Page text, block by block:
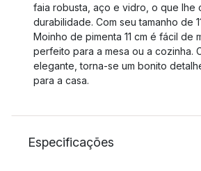
faia robusta, aço e vidro, o que lhe
durabilidade. Com seu tamanho de
Moinho de pimenta 11 cm é fácil de
perfeito para a mesa ou a cozinha.
elegante, torna-se um bonito
para a casa.
Especificações